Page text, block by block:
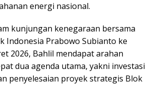
energi nasional.
kunjungan kenegaraan bersama
Indonesia Prabowo Subianto ke
2026, Bahlil mendapat arahan
dua agenda utama, yakni investasi
penyelesaian proyek strategis Blok